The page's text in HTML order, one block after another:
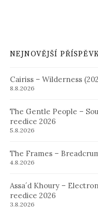
NEJNOVĚJŠÍ
Cairiss – Wilderness
8.8.2026
The Gentle People –
reedice 2026
5.8.2026
The Frames –
4.8.2026
Assa´d Khoury –
reedice 2026
3.8.2026